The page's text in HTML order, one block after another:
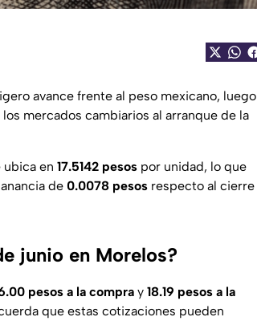
avance frente al peso mexicano, luego
los mercados cambiarios al arranque de la
ubica en 17.5142 pesos por unidad, lo que
de 0.0078 pesos respecto al cierre
junio en Morelos?
pesos a la compra y 18.19 pesos a la
que estas cotizaciones pueden